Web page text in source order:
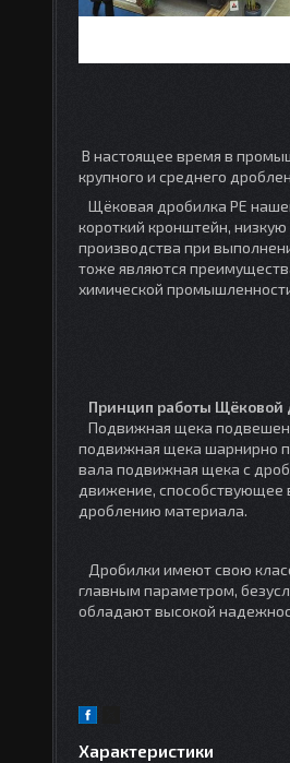
В настоящее время в
крупного и среднего
Щёковая дробилка PE
короткий кронштейн,
производства при
тоже являются
химической
Принцип работы Щёковой
Подвижная щека
подвижная щека шарнирно
вала подвижная щека с
движение, способствующее
дроблению материала.
Дробилки имеют свою
главным параметром,
обладают высокой
Характеристики